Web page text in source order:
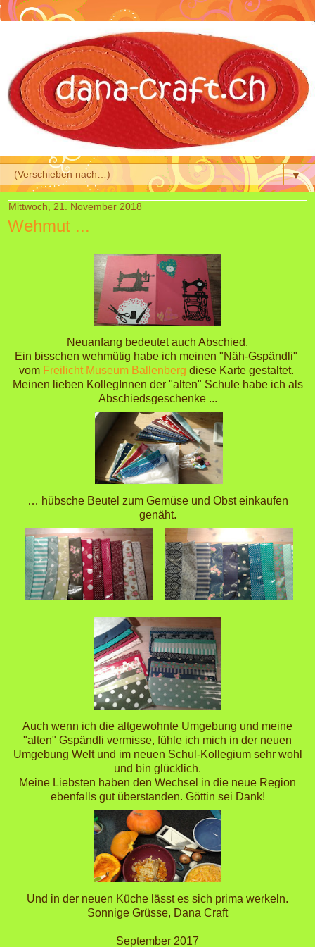
▼
Mittwoch, 21. November 2018
Wehmut ...
Neuanfang bedeutet auch Abschied.
Ein bisschen wehmütig habe ich meinen "Näh-Gspändli"
vom Freilicht Museum Ballenberg diese Karte gestaltet.
Meinen lieben KollegInnen der "alten" Schule habe ich als
Abschiedsgeschenke ...
… hübsche Beutel zum Gemüse und Obst einkaufen
genäht.
Auch wenn ich die altgewohnte Umgebung und meine
"alten" Gspändli vermisse, fühle ich mich in der neuen
UmgebungWelt und im neuen Schul-Kollegium sehr wohl
und bin glücklich.
Meine Liebsten haben den Wechsel in die neue Region
ebenfalls gut überstanden. Göttin sei Dank!
Und in der neuen Küche lässt es sich prima werkeln.
Sonnige Grüsse, Dana Craft
September 2017